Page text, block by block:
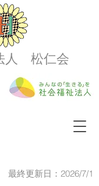
人 松仁会
最終更新日：2026/7/1